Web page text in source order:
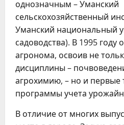
однозначным – Уманский
сельскохозяйственный
Уманский национальный
садоводства). В 1995
агронома, освоив не
дисциплины –
агрохимию, – но и
программы учета
В отличие от многих